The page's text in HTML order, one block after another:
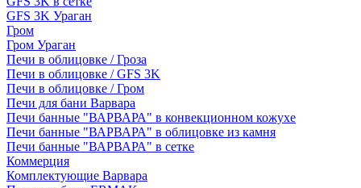
GFS 3K Ураган
Гром
Гром Ураган
Печи в облицовке / Гроза
Печи в облицовке / GFS 3K
Печи в облицовке / Гром
Печи для бани Варвара
Печи банные "ВАРВАРА" в конвекционном кожухе
Печи банные "ВАРВАРА" в облицовке из камня
Печи банные "ВАРВАРА" в сетке
Коммерция
Комплектующие Варвара